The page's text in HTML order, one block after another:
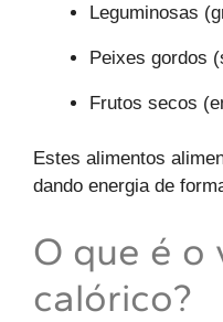
Leguminosas
Peixes gordos
Frutos secos
Estes alimentos
dando energia de
O que é o
calórico?